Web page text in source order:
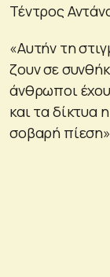
Τέντρος
«Αυτήν τη
ζουν σε
άνθρωποι
και τα δίκτυα
σοβαρή